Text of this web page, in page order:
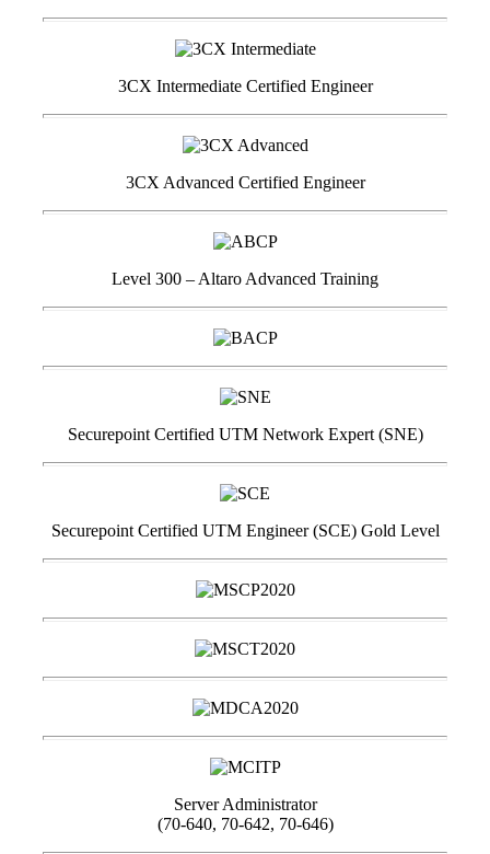
3CX Intermediate Certified Engineer
3CX Advanced Certified Engineer
Level 300 – Altaro Advanced Training
Securepoint Certified UTM Network Expert (SNE)
Securepoint Certified UTM Engineer (SCE) Gold Level
Server Administrator
(70-640, 70-642, 70-646)